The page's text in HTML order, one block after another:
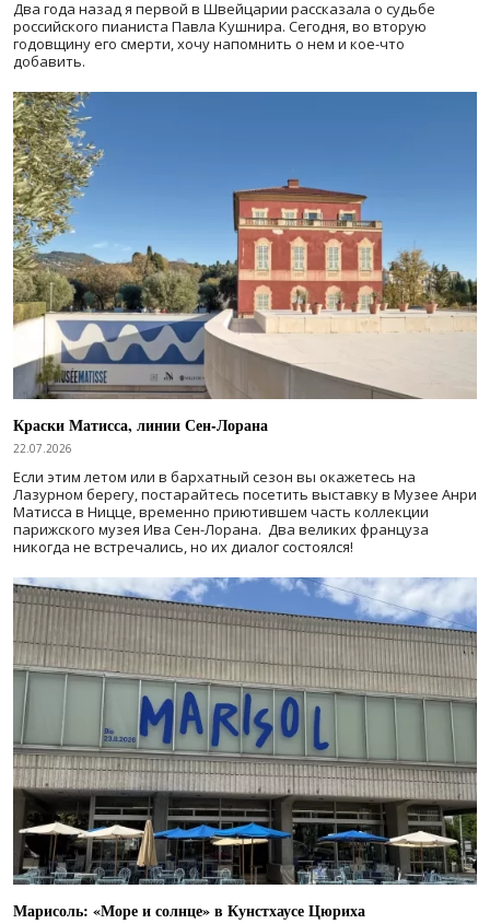
Два года назад я первой в Швейцарии рассказала о судьбе
российского пианиста Павла Кушнира. Сегодня, во вторую
годовщину его смерти, хочу напомнить о нем и кое-что
добавить.
Краски Матисса, линии Сен-Лорана
22.07.2026
Если этим летом или в бархатный сезон вы окажетесь на
Лазурном берегу, постарайтесь посетить выставку в Музее Анри
Матисса в Ницце, временно приютившем часть коллекции
парижского музея Ива Сен-Лорана. Два великих француза
никогда не встречались, но их диалог состоялся!
Марисоль: «Море и солнце» в Кунстхаусе Цюриха